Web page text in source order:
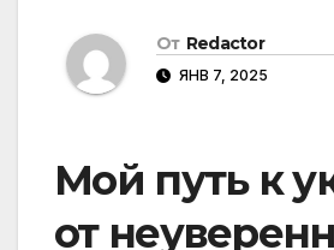
От Redactor
ЯНВ 7, 2025
Мой путь к
от